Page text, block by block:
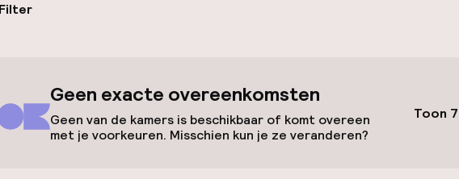
Filter
Geen exacte overeenkomsten
Geen van de kamers is beschikbaar of komt overeen
met je voorkeuren. Misschien kun je ze veranderen?
Toon